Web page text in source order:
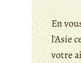
En
l'Asie
votre